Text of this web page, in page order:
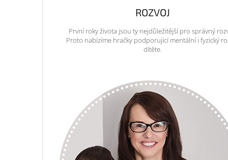
ROZVOJ
První roky života jsou ty nejdůležitější pro správný
Proto nabízíme hračky podporující mentální i fyzický
dítěte.